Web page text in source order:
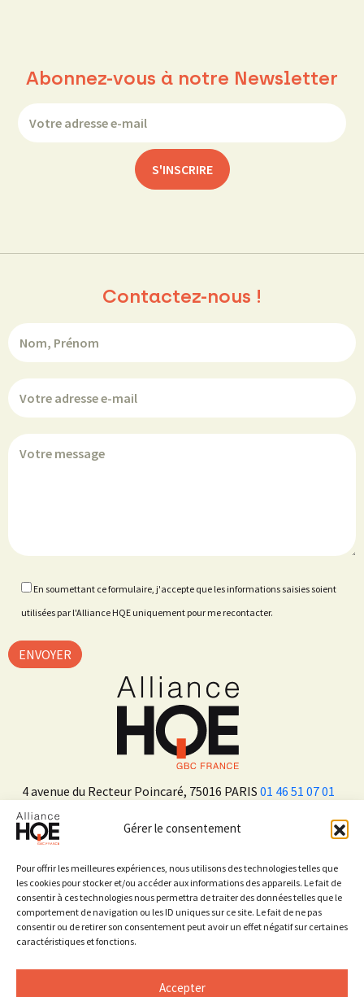
Gérer le consentement
Pour offrir les meilleures expériences, nous utilisons des technologies telles que
les cookies pour stocker et/ou accéder aux informations des appareils. Le fait de
consentir à ces technologies nous permettra de traiter des données telles que le
comportement de navigation ou les ID uniques sur ce site. Le fait de ne pas
consentir ou de retirer son consentement peut avoir un effet négatif sur certaines
caractéristiques et fonctions.
Accepter
Abonnez-vous à notre Newsletter
4 avenue du Recteur Poincaré, 75016 PARIS 01 46 51 07 01
Sur les réseaux sociaux
Contactez-nous !
En soumettant ce formulaire, j'accepte que les informations saisies soient
utilisées par l'Alliance HQE uniquement pour me recontacter.